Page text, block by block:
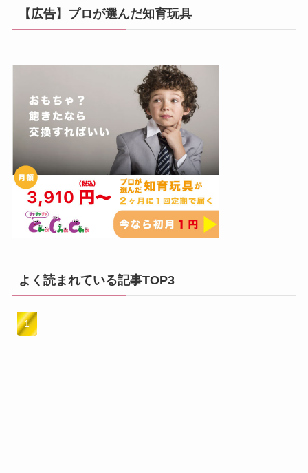
【広告】プロが選んだ知育玩具
よく読まれている記事TOP3